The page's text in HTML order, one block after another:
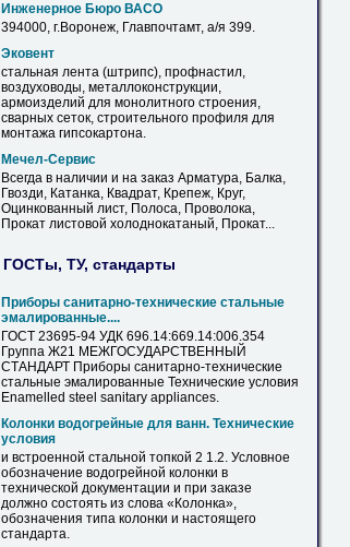
Инженерное Бюро ВАСО
394000, г.Воронеж, Главпочтамт, а/я 399.
Эковент
стальная лента (штрипс), профнастил,
воздуховоды, металлоконструкции,
армоизделий для монолитного строения,
сварных сеток, строительного профиля для
монтажа гипсокартона.
Мечел-Сервис
Всегда в наличии и на заказ Арматура, Балка,
Гвозди, Катанка, Квадрат, Крепеж, Круг,
Оцинкованный лист, Полоса, Проволока,
Прокат листовой холоднокатаный, Прокат...
ГОСТы, ТУ, стандарты
Приборы санитарно-технические стальные
эмалированные....
ГОСТ 23695-94 УДК 696.14:669.14:006.354
Группа Ж21 МЕЖГОСУДАРСТВЕННЫЙ
СТАНДАРТ Приборы санитарно-технические
стальные эмалированные Технические условия
Enamelled steel sanitary appliances.
Колонки водогрейные для ванн. Технические
условия
и встроенной стальной топкой 2 1.2. Условное
обозначение водогрейной колонки в
технической документации и при заказе
должно состоять из слова «Колонка»,
обозначения типа колонки и настоящего
стандарта.